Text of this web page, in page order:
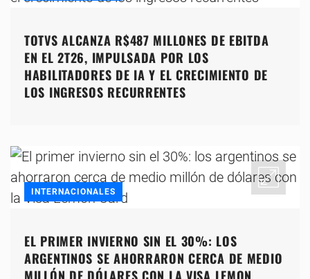
TOTVS ALCANZA R$487 MILLONES DE EBITDA
EN EL 2T26, IMPULSADA POR LOS
HABILITADORES DE IA Y EL CRECIMIENTO DE
LOS INGRESOS RECURRENTES
INTERNACIONALES
EL PRIMER INVIERNO SIN EL 30%: LOS
ARGENTINOS SE AHORRARON CERCA DE MEDIO